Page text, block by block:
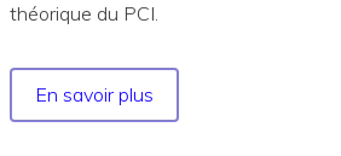
théorique du PCI.
En savoir plus
Année